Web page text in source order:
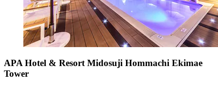
APA Hotel & Resort Midosuji Hommachi Ekimae
Tower